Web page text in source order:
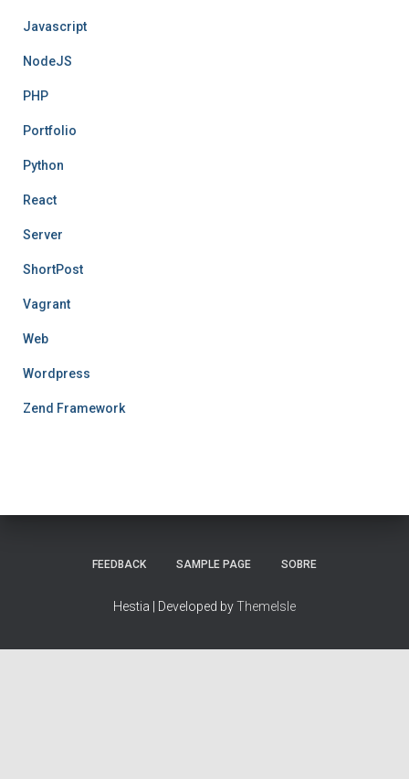
Javascript
NodeJS
PHP
Portfolio
Python
React
Server
ShortPost
Vagrant
Web
Wordpress
Zend Framework
FEEDBACK SAMPLE PAGE SOBRE
Hestia | Developed byThemeIsle